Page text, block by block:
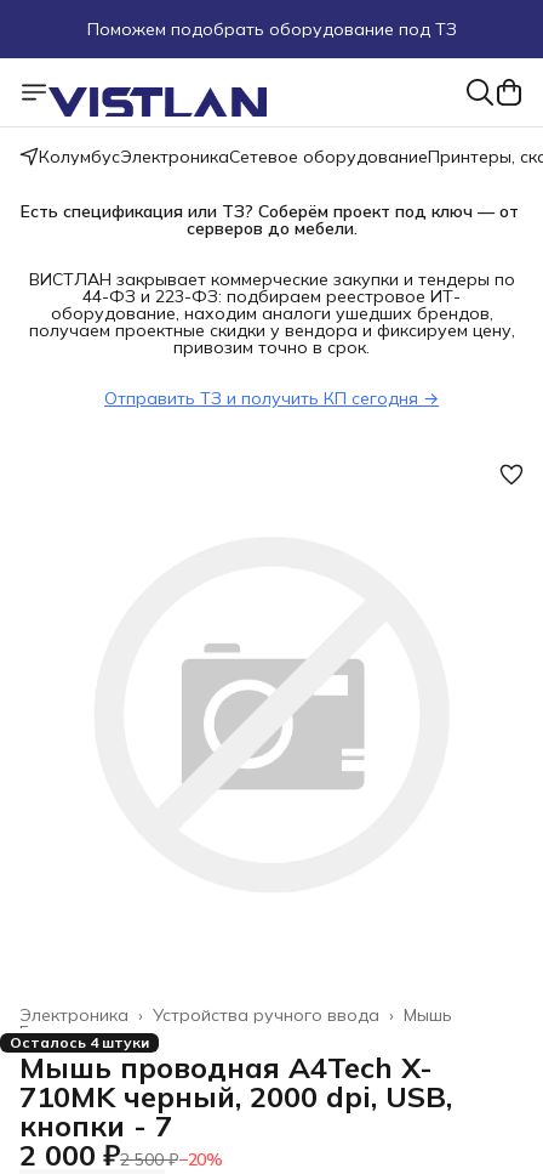
Поможем подобрать оборудование под ТЗ
Пуско-наладочные работы
Пришлите запрос на e-mail или в чат
Более 100 000 позиций в наличии и под заказ
КолумбусЭлектроникаСетевое оборудованиеПринтеры,
Есть спецификация или ТЗ? Соберём проект под ключ — от
серверов до мебели.
ВИСТЛАН закрывает коммерческие закупки и тендеры по
44-ФЗ и 223-ФЗ: подбираем реестровое ИТ-
оборудование, находим аналоги ушедших брендов,
получаем проектные скидки у вендора и фиксируем цену,
привозим точно в срок.
Отправить ТЗ и получить КП сегодня →
Мышь
Устройства ручного ввода ›
Электроника ›
Главная ›
Осталось 4 штуки
Мышь проводная A4Tech X-
710MK черный, 2000 dpi, USB,
кнопки - 7
2 000 ₽2 500 ₽−20%